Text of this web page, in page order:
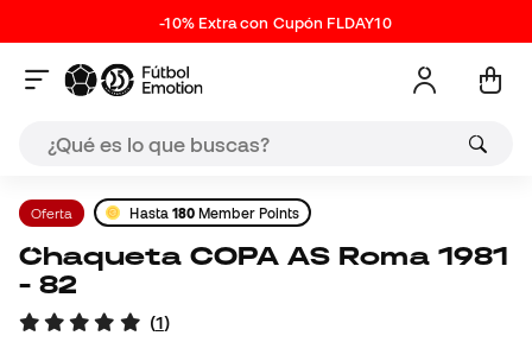
-10% Extra con Cupón FLDAY10
Oferta Hasta 180 Member Points
Chaqueta COPA AS Roma 1981
- 82
(1)